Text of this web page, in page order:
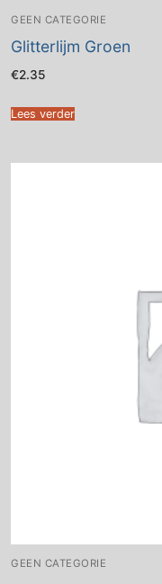
GEEN CATEGORIE
Glitterlijm Groen
€2.35
Lees verder
GEEN CATEGORIE